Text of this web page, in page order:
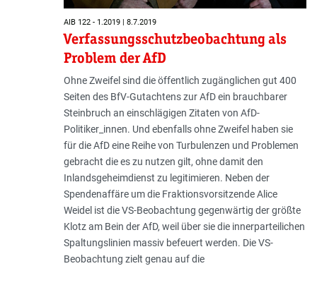
AIB 122 - 1.2019 | 8.7.2019
Verfassungsschutzbeobachtung als
Problem der AfD
Ohne Zweifel sind die öffentlich zugänglichen gut 400
Seiten des BfV-Gutachtens zur AfD ein brauchbarer
Steinbruch an einschlägigen Zitaten von AfD-
Politiker_innen. Und ebenfalls ohne Zweifel haben sie
für die AfD eine Reihe von Turbulenzen und Problemen
gebracht die es zu nutzen gilt, ohne damit den
Inlandsgeheim­dienst zu legitimieren. Neben der
Spendenaffäre um die Fraktionsvorsitzende Alice
Weidel ist die VS-Beo­bachtung gegen­wärtig der größte
Klotz am Bein der AfD, weil über sie die innerparteilichen
Spaltungslinien massiv befeuert werden. Die VS-
Beobachtung zielt genau auf die